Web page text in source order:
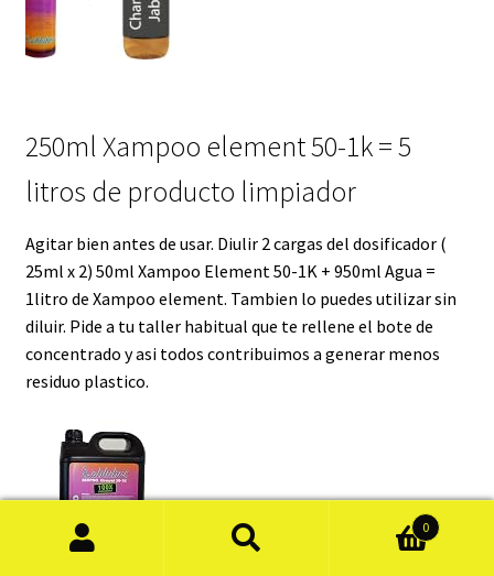
250ml Xampoo element 50-1k = 5
litros de producto limpiador
Agitar bien antes de usar. Diulir 2 cargas del dosificador (
25ml x 2) 50ml Xampoo Element 50-1K + 950ml Agua =
1litro de Xampoo element. Tambien lo puedes utilizar sin
diluir. Pide a tu taller habitual que te rellene el bote de
concentrado y asi todos contribuimos a generar menos
residuo plastico.
Búsqueda
0